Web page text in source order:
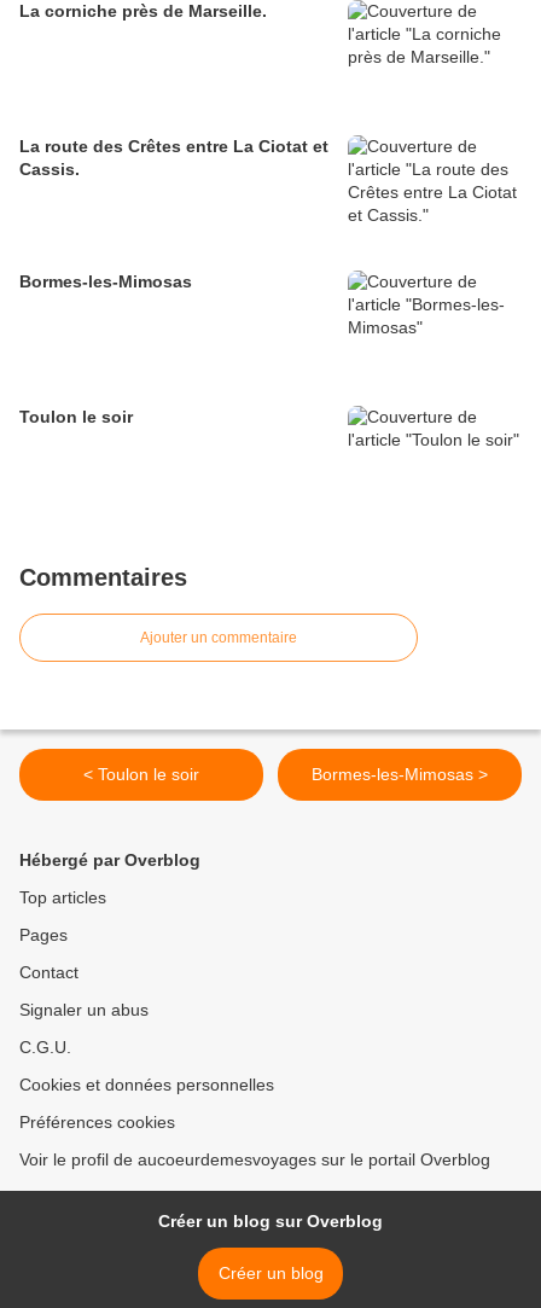
La corniche près de Marseille.
La route des Crêtes entre La Ciotat et
Cassis.
Bormes-les-Mimosas
Toulon le soir
Commentaires
Ajouter un commentaire
< Toulon le soir Bormes-les-Mimosas >
Hébergé par Overblog
Top articles
Pages
Contact
Signaler un abus
C.G.U.
Cookies et données personnelles
Préférences cookies
Voir le profil de aucoeurdemesvoyages sur le portail Overblog
Créer un blog sur Overblog
Créer un blog